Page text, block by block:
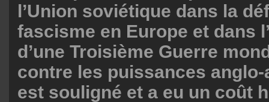
l’Union soviétique dans la
fascisme en Europe et dans
d’une Troisième Guerre
contre les puissances
est souligné et a eu un coût